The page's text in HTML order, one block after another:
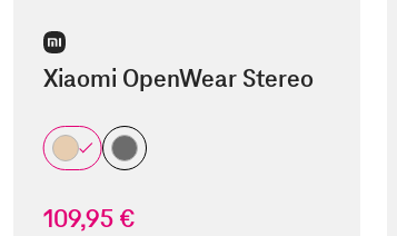
Xiaomi OpenWear Stereo
109,95 €